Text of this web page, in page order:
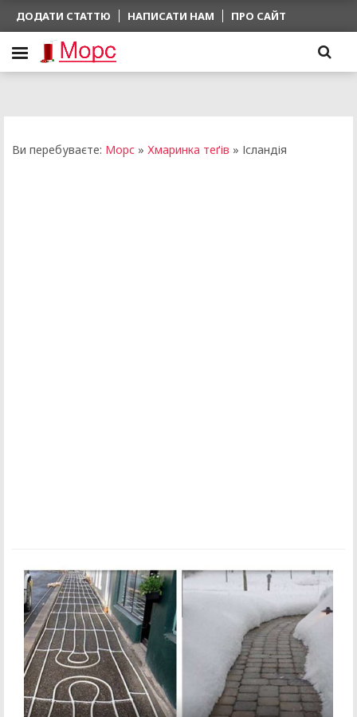
ДОДАТИ СТАТТЮ НАПИСАТИ НАМ ПРО САЙТ
Ви перебуваєте: Морс » Хмаринка теґів » Ісландія